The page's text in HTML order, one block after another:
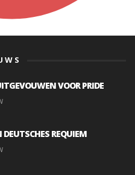
VOOR PRIDE
DEUTSCHES REQUIEM